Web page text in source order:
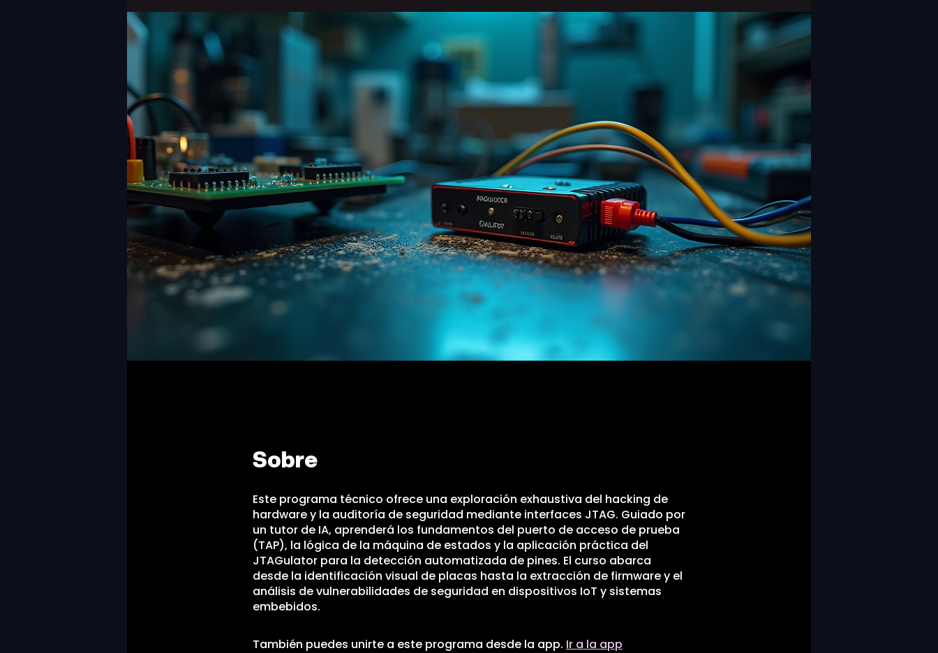
Sobre
Este programa técnico ofrece una exploración exhaustiva del hacking de
hardware y la auditoría de seguridad mediante interfaces JTAG. Guiado por
un tutor de IA, aprenderá los fundamentos del puerto de acceso de prueba
(TAP), la lógica de la máquina de estados y la aplicación práctica del
JTAGulator para la detección automatizada de pines. El curso abarca
desde la identificación visual de placas hasta la extracción de firmware y el
análisis de vulnerabilidades de seguridad en dispositivos IoT y sistemas
embebidos.
También puedes unirte a este programa desde la app. Ir a la app